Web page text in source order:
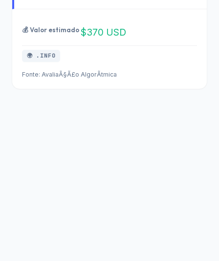
💰 Valor estimado$370 USD
🌍 .INFO
Fonte: AvaliaÃ§Ã£o AlgorÃ­tmica